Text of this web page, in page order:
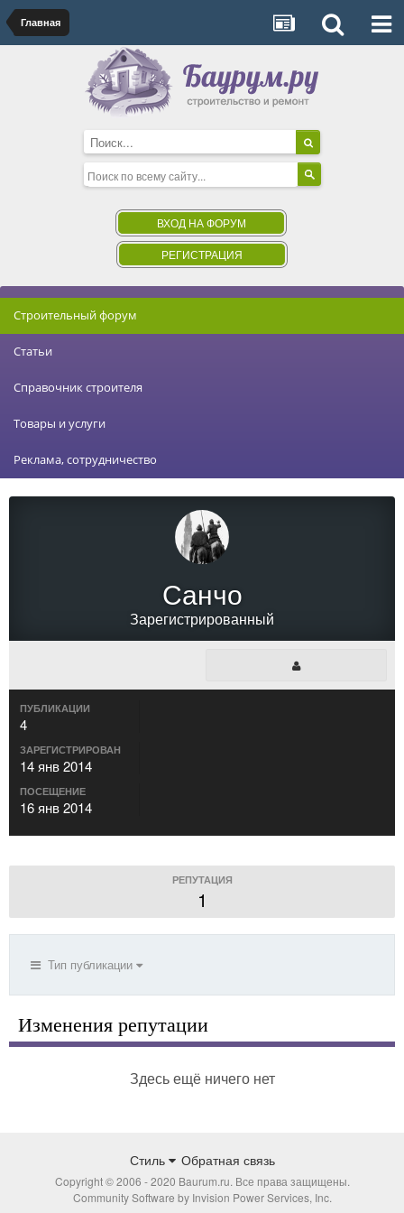
Главная
ВХОД НА ФОРУМ
РЕГИСТРАЦИЯ
Строительный форум
Статьи
Справочник строителя
Товары и услуги
Реклама, сотрудничество
Санчо
Зарегистрированный
ПУБЛИКАЦИИ
4
ЗАРЕГИСТРИРОВАН
14 янв 2014
ПОСЕЩЕНИЕ
16 янв 2014
РЕПУТАЦИЯ
1
Тип публикации
Изменения репутации
Здесь ещё ничего нет
Стиль Обратная связь
Copyright © 2006 - 2020 Baurum.ru. Все права защищены.
Community Software by Invision Power Services, Inc.